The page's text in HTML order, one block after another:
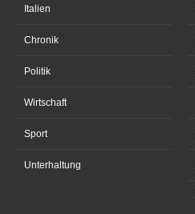
Italien
Chronik
Politik
Wirtschaft
Sport
Unterhaltung